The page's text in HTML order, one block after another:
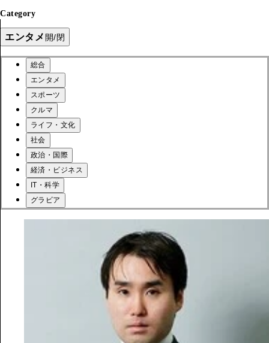
Category
エンタメ 開/閉
総合
エンタメ
スポーツ
クルマ
ライフ・文化
社会
政治・国際
経済・ビジネス
IT・科学
グラビア